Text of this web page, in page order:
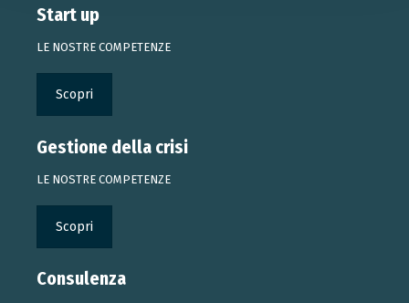
Start up
LE NOSTRE COMPETENZE
Scopri
Gestione della crisi
LE NOSTRE COMPETENZE
Scopri
Consulenza